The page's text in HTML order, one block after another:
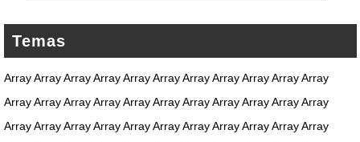
Temas
Array Array Array Array Array Array Array Array Array Array Array
Array Array Array Array Array Array Array Array Array Array Array
Array Array Array Array Array Array Array Array Array Array Array